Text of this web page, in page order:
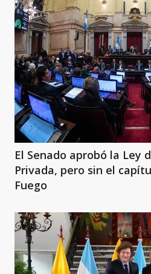
El Senado aprobó la Ley
Privada, pero sin el
Fuego